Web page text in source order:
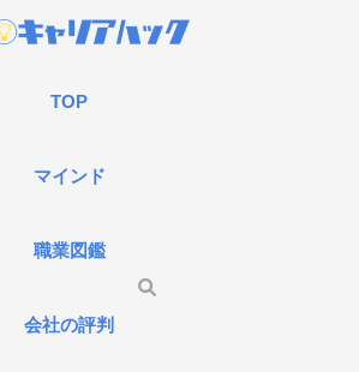
TOP
マインド
職業図鑑
会社の評判